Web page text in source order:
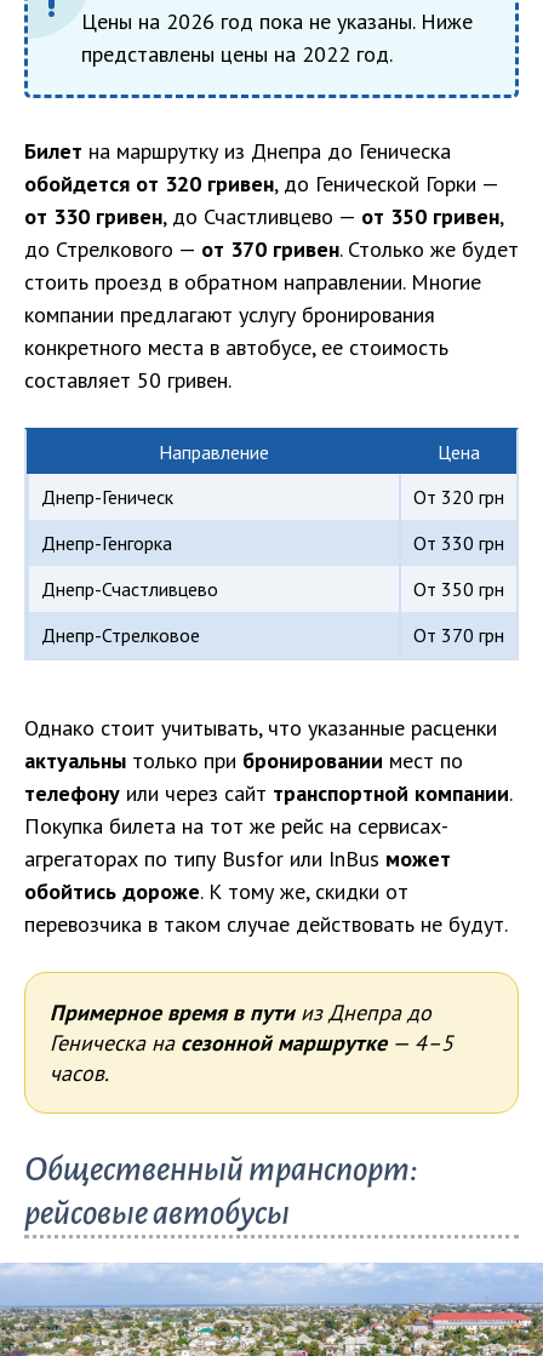
Цены на 2026 год пока не указаны. Ниже
представлены цены на 2022 год.
Билет на маршрутку из Днепра до Геническа
обойдется от 320 гривен, до Генической Горки —
от 330 гривен, до Счастливцево — от 350 гривен,
до Стрелкового — от 370 гривен. Столько же будет
стоить проезд в обратном направлении. Многие
компании предлагают услугу бронирования
конкретного места в автобусе, ее стоимость
составляет 50 гривен.
Направление
Цена
Днепр-Геническ
От 320 грн
Днепр-Генгорка
От 330 грн
Днепр-Счастливцево
От 350 грн
Днепр-Стрелковое
От 370 грн
Однако стоит учитывать, что указанные расценки
актуальны только при бронировании мест по
телефону или через сайт транспортной компании.
Покупка билета на тот же рейс на сервисах-
агрегаторах по типу Busfor или InBus может
обойтись дороже. К тому же, скидки от
перевозчика в таком случае действовать не будут.
Примерное время в путииз Днепра до
Геническа на сезонной маршрутке— 4–5
часов.
Общественный транспорт:
рейсовые автобусы